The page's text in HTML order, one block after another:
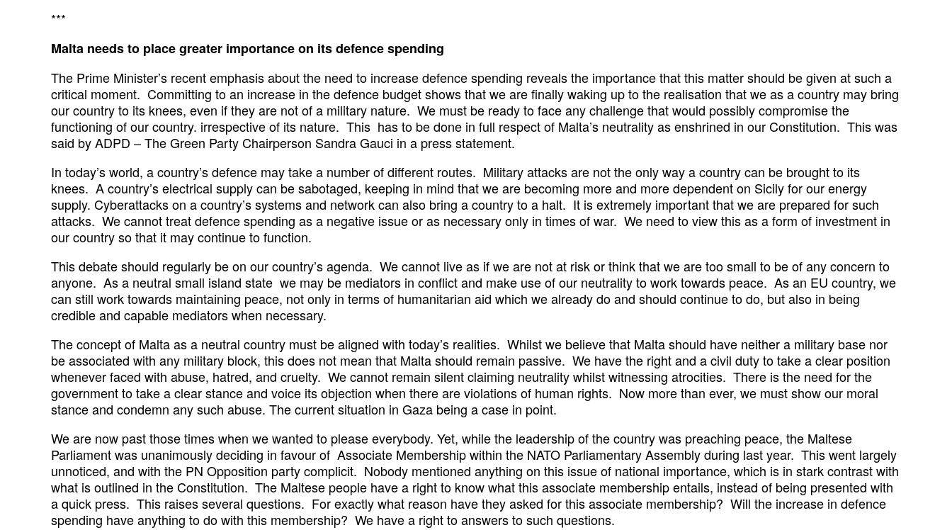
***
Malta needs to place greater importance on its defence spending
The Prime Minister’s recent emphasis about the need to increase defence spending reveals the importance that this matter should be given at such a
critical moment. Committing to an increase in the defence budget shows that we are finally waking up to the realisation that we as a country may bring
our country to its knees, even if they are not of a military nature. We must be ready to face any challenge that would possibly compromise the
functioning of our country. irrespective of its nature. This has to be done in full respect of Malta’s neutrality as enshrined in our Constitution. This was
said by ADPD – The Green Party Chairperson Sandra Gauci in a press statement.
In today’s world, a country’s defence may take a number of different routes. Military attacks are not the only way a country can be brought to its
knees. A country’s electrical supply can be sabotaged, keeping in mind that we are becoming more and more dependent on Sicily for our energy
supply. Cyberattacks on a country’s systems and network can also bring a country to a halt. It is extremely important that we are prepared for such
attacks. We cannot treat defence spending as a negative issue or as necessary only in times of war. We need to view this as a form of investment in
our country so that it may continue to function.
This debate should regularly be on our country’s agenda. We cannot live as if we are not at risk or think that we are too small to be of any concern to
anyone. As a neutral small island state we may be mediators in conflict and make use of our neutrality to work towards peace. As an EU country, we
can still work towards maintaining peace, not only in terms of humanitarian aid which we already do and should continue to do, but also in being
credible and capable mediators when necessary.
The concept of Malta as a neutral country must be aligned with today’s realities. Whilst we believe that Malta should have neither a military base nor
be associated with any military block, this does not mean that Malta should remain passive. We have the right and a civil duty to take a clear position
whenever faced with abuse, hatred, and cruelty. We cannot remain silent claiming neutrality whilst witnessing atrocities. There is the need for the
government to take a clear stance and voice its objection when there are violations of human rights. Now more than ever, we must show our moral
stance and condemn any such abuse. The current situation in Gaza being a case in point.
We are now past those times when we wanted to please everybody. Yet, while the leadership of the country was preaching peace, the Maltese
Parliament was unanimously deciding in favour of Associate Membership within the NATO Parliamentary Assembly during last year. This went largely
unnoticed, and with the PN Opposition party complicit. Nobody mentioned anything on this issue of national importance, which is in stark contrast with
what is outlined in the Constitution. The Maltese people have a right to know what this associate membership entails, instead of being presented with
a quick press. This raises several questions. For exactly what reason have they asked for this associate membership? Will the increase in defence
spending have anything to do with this membership? We have a right to answers to such questions.